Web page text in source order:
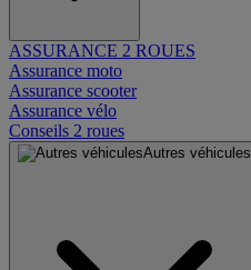
ASSURANCE 2 ROUES
Assurance moto
Assurance scooter
Assurance vélo
Conseils 2 roues
Autres véhicules